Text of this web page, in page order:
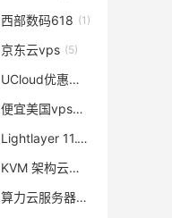
西部数码618 (1)
(1)
京东云vps (5)
UCloud优惠码
便宜美国vps(4)
Lightlayer 11.11
KVM 架构云服务器
算力云服务器
(1)